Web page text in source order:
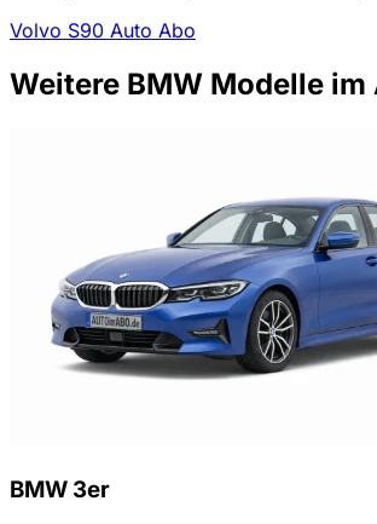
Volvo S90 Auto Abo
Weitere BMW Modelle im
BMW 3er